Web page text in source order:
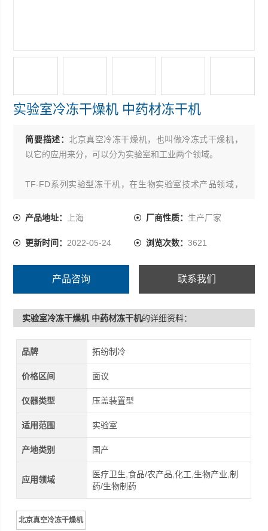
实验室冷冻干燥机 中药材冻干机
简要描述： 北京真空冷冻干燥机，也叫做冷冻式干燥机，
以它的应用来分，可以分为实验室和工业两个领域。
TF-FD系列实验型冻干机，在生物实验室技术产品领域，
等药品的生产；生物化学的检查药品、免疫学及细菌学的
组织及各种器官长期保存等。
产品地址： 上海 厂商性质： 生产厂家
更新时间： 2022-05-24 浏览次数： 3621
产品咨询 联系我们
实验室冷冻干燥机 中药材冻干机的详细资料：
品牌 拓纷制冷
价格区间 面议
仪器类型 压盖装置型
适用范围 实验室
产地类别 国产
应用领域
医疗卫生,食品/农产品,化工,生物产业,制
药/生物制药
北京真空冷冻干燥机